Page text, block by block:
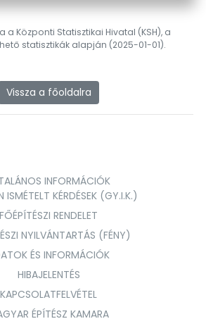
a Központi Statisztikai Hivatal (KSH), a
statisztikák alapján (2025-01-01).
Vissza a főoldalra
INFORMÁCIÓK
ISMÉTELT KÉRDÉSEK (GY.I.K.)
FŐÉPÍTÉSZI RENDELET
NYILVÁNTARTÁS (FÉNY)
ÉS INFORMÁCIÓK
HIBAJELENTÉS
KAPCSOLATFELVÉTEL
ÉPÍTÉSZ KAMARA